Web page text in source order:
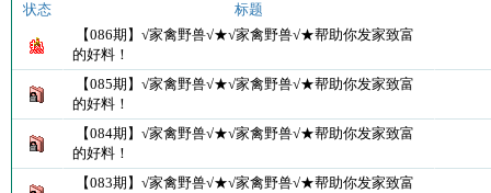
状态
标题
【086期】√家禽野兽√★√家禽野兽√★帮助你发家致富
的好料！
【085期】√家禽野兽√★√家禽野兽√★帮助你发家致富
的好料！
【084期】√家禽野兽√★√家禽野兽√★帮助你发家致富
的好料！
【083期】√家禽野兽√★√家禽野兽√★帮助你发家致富